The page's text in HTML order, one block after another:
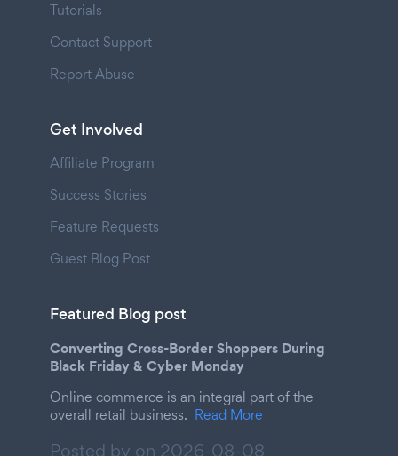
Tutorials
Contact Support
Report Abuse
Get Involved
Affiliate Program
Success Stories
Feature Requests
Guest Blog Post
Featured Blog post
Converting Cross-Border Shoppers During
Black Friday & Cyber Monday
Online commerce is an integral part of the
overall retail business. Read More
Posted by on 2026-08-08